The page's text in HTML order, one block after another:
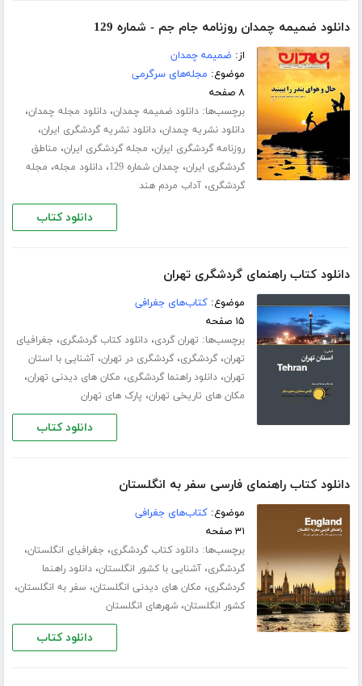
دانلود ضمیمه چمدان روزنامه جام جم - شماره 129
از: ضمیمه چمدان
موضوع: مجله‌های سرگرمی
۸ صفحه
برچسب‌ها:دانلود ضمیمه چمدان،دانلود مجله چمدان،
دانلود نشریه چمدان،دانلود نشریه گردشگری ایران،
روزنامه گردشگری ایران، مجله گردشگری ایران، مناطق
گردشگری ایران، چمدان شماره 129 ،دانلود مجله، مجله
گردشگری،آداب مردم هند
دانلود کتاب
دانلود کتاب راهنمای گردشگری تهران
موضوع:کتاب‌های جغرافی
۱۵ صفحه
برچسب‌ها: تهران گردی،دانلود کتاب گردشگری، جغرافیای
تهران،گردشگری،گردشگری در تهران،آشنایی با استان
تهران،دانلود راهنما گردشگری، مکان های دیدنی تهران،
مکان های تاریخی تهران، پارک های تهران
دانلود کتاب
دانلود کتاب راهنمای فارسی سفر به انگلستان
موضوع:کتاب‌های جغرافی
۳۱ صفحه
برچسب‌ها:دانلود کتاب گردشگری، جغرافیای انگلستان،
گردشگری،آشنایی با کشور انگلستان،دانلود راهنما
گردشگری، مکان های دیدنی انگلستان، سفر به انگلستان،
کشور انگلستان،شهرهای انگلستان
دانلود کتاب